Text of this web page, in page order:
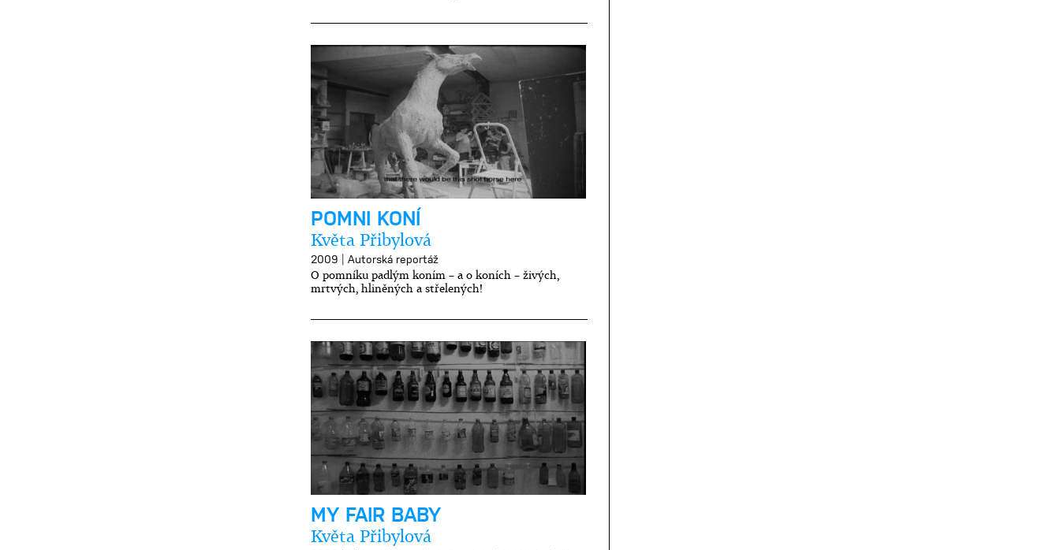
POMNI KONÍ
Květa Přibylová
2009 | Autorská reportáž
O pomníku padlým koním – a o koních – živých,
mrtvých, hliněných a střelených!
MY FAIR BABY
Květa Přibylová